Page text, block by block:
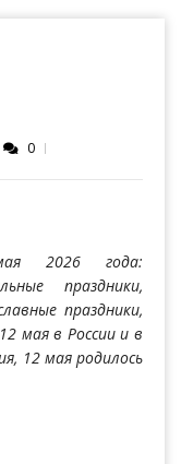
0
2026 года:
праздники,
праздники,
мая в России и в
12 мая родилось